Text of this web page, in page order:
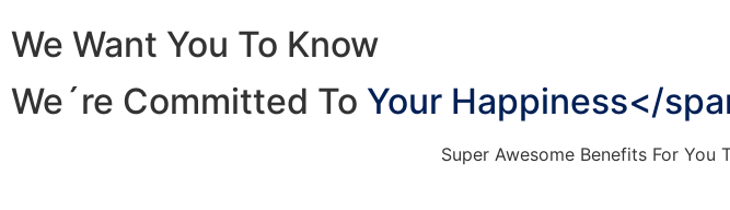
We Want You To Know
We´re Committed To Your Happiness</
Super Awesome Benefits For You